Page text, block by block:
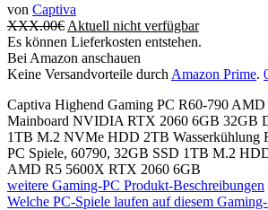
von Captiva
XXX.00€ Aktuell nicht verfügbar
Es können Lieferkosten entstehen.
Bei Amazon anschauen
Keine Versandvorteile durch Amazon Prime.
Captiva Highend Gaming PC R60-790
Mainboard NVIDIA RTX 2060 6GB 32GB
1TB M.2 NVMe HDD 2TB Wasserkühlung
PC Spiele, 60790, 32GB SSD 1TB M.2
AMD R5 5600X RTX 2060 6GB
weitere Gaming-PC Produkt-Beschreibungen
Welche PC-Spiele laufen auf diesem